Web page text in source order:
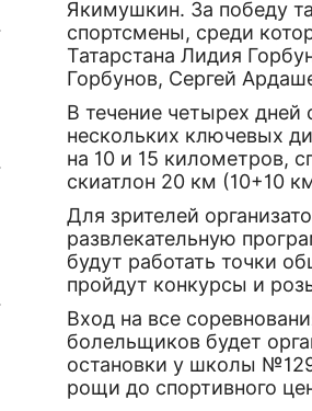
Якимушкин. За победу
спортсмены, среди
Татарстана Лидия
Горбунов, Сергей
В течение четырех
нескольких ключевых
на 10 и 15 километров,
скиатлон 20 км (10+10
Для зрителей
развлекательную
будут работать точки
пройдут конкурсы и
Вход на все
болельщиков будет
остановки у школы
рощи до спортивного